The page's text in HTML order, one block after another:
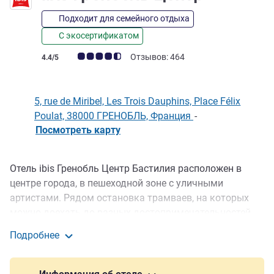
Подходит для семейного отдыха
С экосертификатом
Примечание: отзывы клиентов (Рейтинг ALL)
4.4/5 Отзывов: 464
5, rue de Miribel, Les Trois Dauphins, Place Félix
Poulat, 38000 ГРЕНОБЛЬ, Франция -
Посмотреть карту
Описание
Отель ibis Гренобль Центр Бастилия расположен в
центре города, в пешеходной зоне с уличными
артистами. Рядом остановка трамваев, на которых
канатной дороги для экскурсий по крепости Бастилия.
Отель предлагает 71 высококачественный номер с
кондиционером и бесплатным WIFI, также к услугам
Подробнее